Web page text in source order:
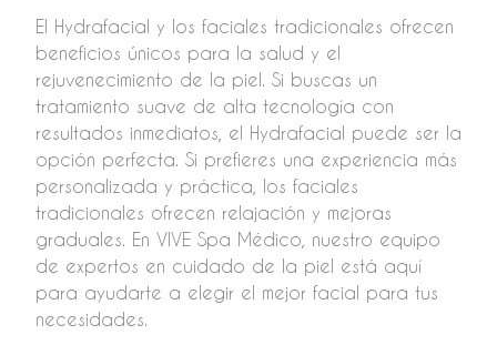
El Hydrafacial y los faciales tradicionales ofrecen
beneficios únicos para la salud y el
rejuvenecimiento de la piel. Si buscas un
tratamiento suave de alta tecnología con
resultados inmediatos, el Hydrafacial puede ser la
opción perfecta. Si prefieres una experiencia más
personalizada y práctica, los faciales
tradicionales ofrecen relajación y mejoras
graduales. En VIVE Spa Médico, nuestro equipo
de expertos en cuidado de la piel está aquí
para ayudarte a elegir el mejor facial para tus
necesidades.